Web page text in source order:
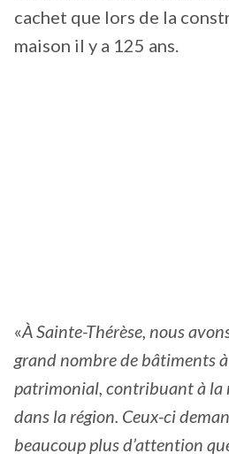
cachet que lors de la
maison il y a 125 ans.
«À Sainte-Thérèse, nous
grand nombre de bâtiments
patrimonial, contribuant à la
dans la région. Ceux-ci
beaucoup plus d’attention